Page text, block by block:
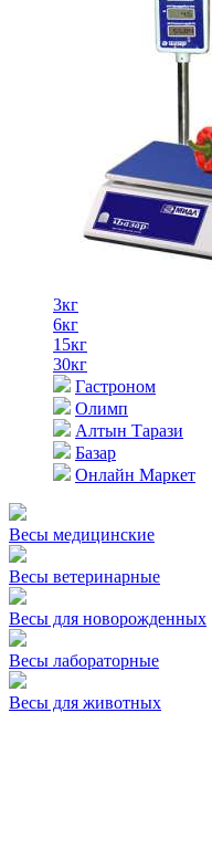
3кг
6кг
15кг
30кг
Гастроном
Олимп
Алтын Тарази
Базар
Онлайн Маркет
Весы медицинские
Весы ветеринарные
Весы для новорожденных
Весы лабораторные
Весы для животных